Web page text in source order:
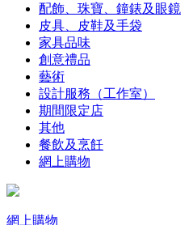
配飾、珠寶、鐘錶及眼鏡
皮具、皮鞋及手袋
家具品味
創意禮品
藝術
設計服務（工作室）
期間限定店
其他
餐飲及烹飪
網上購物
網上購物